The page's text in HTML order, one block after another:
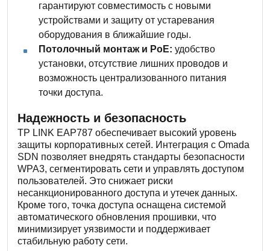
гарантируют совместимость с новыми
устройствами и защиту от устаревания
оборудования в ближайшие годы.
Потолочный монтаж и PoE: удобство
установки, отсутствие лишних проводов и
возможность централизованного питания
точки доступа.
Надежность и безопасность
TP LINK EAP787 обеспечивает высокий уровень
защиты корпоративных сетей. Интеграция с Omada
SDN позволяет внедрять стандарты безопасности
WPA3, сегментировать сети и управлять доступом
пользователей. Это снижает риски
несанкционированного доступа и утечек данных.
Кроме того, точка доступа оснащена системой
автоматического обновления прошивки, что
минимизирует уязвимости и поддерживает
стабильную работу сети.